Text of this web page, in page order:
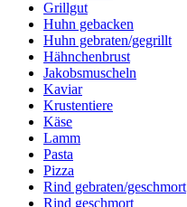
Grillgut
Huhn gebacken
Huhn gebraten/gegrillt
Hähnchenbrust
Jakobsmuscheln
Kaviar
Krustentiere
Käse
Lamm
Pasta
Pizza
Rind gebraten/geschmort
Rind geschmort